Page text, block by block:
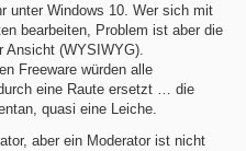
unter Windows 10. Wer sich mit
bearbeiten, Problem ist aber die
Ansicht (WYSIWYG).
Freeware würden alle
eine Raute ersetzt … die
quasi eine Leiche.
aber ein Moderator ist nicht